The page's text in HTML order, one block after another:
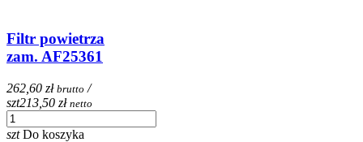
Filtr powietrza
zam. AF25361
262,60 zł brutto /
szt213,50 zł netto
szt Do koszyka